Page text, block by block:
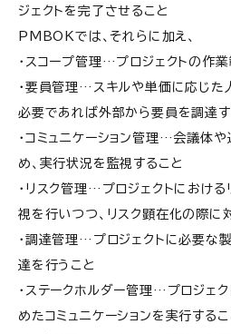
ジェクトを完了させること
PMBOKでは、それらに加え、
・スコープ管理…プロジェクトの作
・要員管理…スキルや単価に応じた
必要であれば外部から要員を調達す
・コミュニケーション管理…会議体
め、実行状況を監視すること
・リスク管理…プロジェクトにおける
視を行いつつ、リスク顕在化の際に
・調達管理…プロジェクトに必要な
達を行うこと
・ステークホルダー管理…プロジェ
めたコミュニケーションを実行するこ